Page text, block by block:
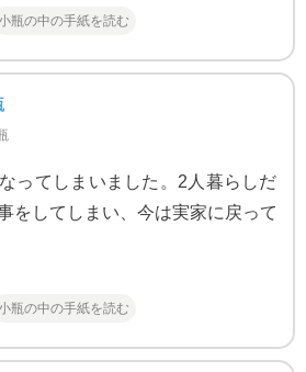
瓶の中の手紙を読む
ってしまいました。2人暮らしだ
をしてしまい、今は実家に戻って
瓶の中の手紙を読む